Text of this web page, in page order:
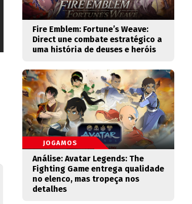
Fire Emblem: Fortune’s Weave:
Direct une combate estratégico a
uma história de deuses e heróis
JOGAMOS
Análise: Avatar Legends: The
Fighting Game entrega qualidade
no elenco, mas tropeça nos
detalhes